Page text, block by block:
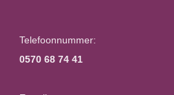
Telefoonnummer:
0570 68 74 41